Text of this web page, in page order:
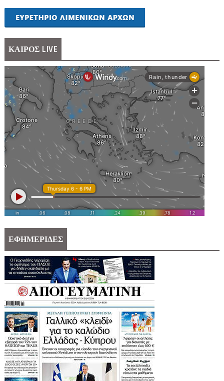
ΚΑΙΡΟΣ LIVE
ΕΦΗΜΕΡΙΔΕΣ